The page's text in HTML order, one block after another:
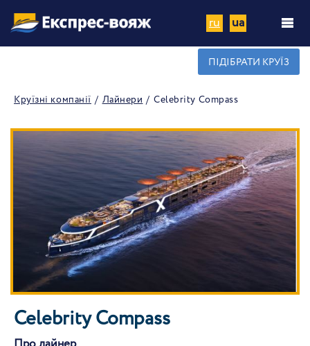
ru ua
ПІДІБРАТИ КРУЇЗ
Круїзні компанії Лайнери Celebrity Compass
Celebrity Compass